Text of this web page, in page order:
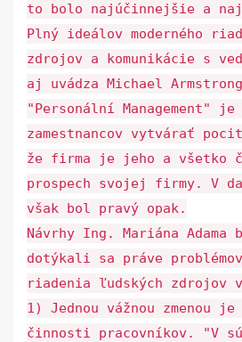
to bolo najúčinnejšie a
Plný ideálov moderného
zdrojov a komunikácie s
aj uvádza Michael
"Personální Management"
zamestnancov vytvárať
že firma je jeho a všetko
prospech svojej firmy. V
však bol pravý opak.
Návrhy Ing. Mariána Adama
dotýkali sa práve
riadenia ľudských zdrojov
1) Jednou vážnou zmenou je
činnosti pracovníkov. "V